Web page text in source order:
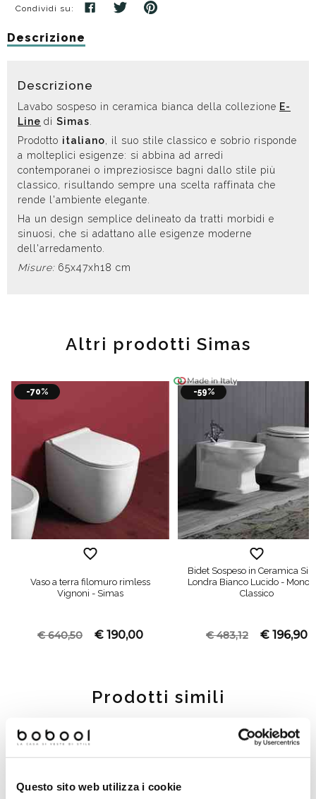
Questo sito web utilizza i cookie
Condividi su:
Descrizione
Descrizione
Lavabo sospeso in ceramica bianca della collezione E-
Line di Simas
Prodotto italiano, il suo stile classico e sobrio risponde
a molteplici esigenze: si abbina ad arredi
contemporanei o impreziosisce bagni dallo stile più
classico, risultando sempre una scelta raffinata che
rende l'ambiente elegante.
Ha un design semplice delineato da tratti morbidi e
sinuosi, che si adattano alle esigenze moderne
dell'arredamento.
Misure: 65x47xh18 cm
Altri prodotti Simas
-70%
Vaso a terra filomuro rimless
Vignoni - Simas
€ 640,50 € 190,00
-59%
Bidet Sospeso in Ceramica
Londra Bianco Lucido -
Classico
€ 483,12 € 196,90
Prodotti simili
-28%